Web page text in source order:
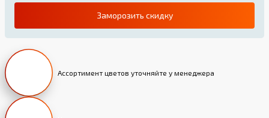
Заморозить скидку
Ассортимент цветов уточняйте у менеджера